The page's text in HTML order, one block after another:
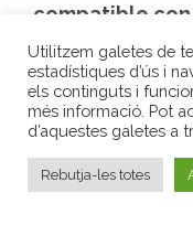
compatible
asegure un
riqueza y que
oportunidades
través de la
ubican a la
Utilitzem galetes de
estadístiques d’ús i
els continguts i
més informació. Pot
d’aquestes galetes a
Rebutja-les totes